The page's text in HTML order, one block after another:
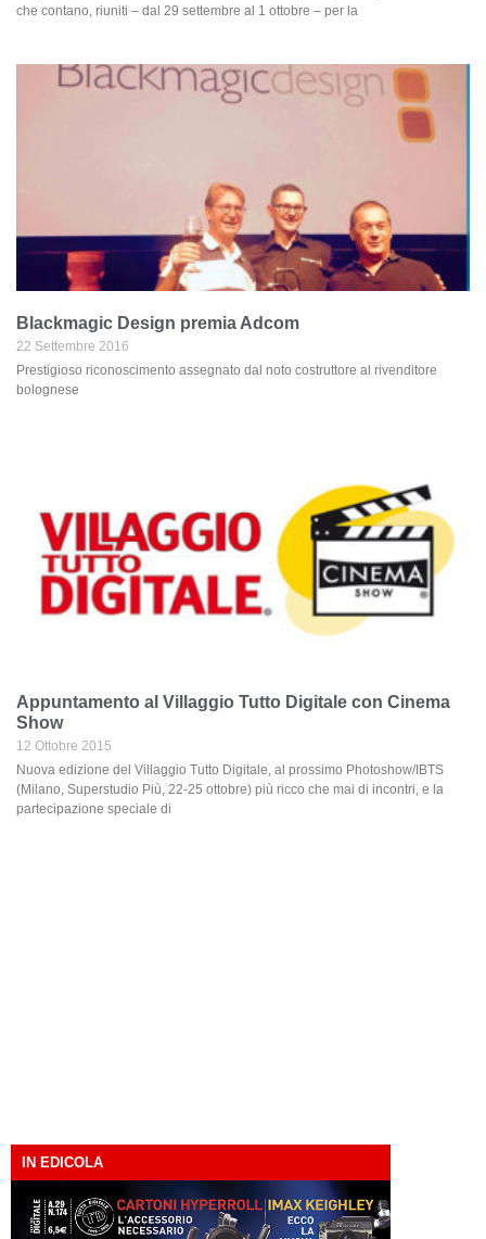
che contano, riuniti – dal 29 settembre al 1 ottobre – per la
Blackmagic Design premia Adcom
22 Settembre 2016
Prestigioso riconoscimento assegnato dal noto costruttore al rivenditore
bolognese
Appuntamento al Villaggio Tutto Digitale con Cinema
Show
12 Ottobre 2015
Nuova edizione del Villaggio Tutto Digitale, al prossimo Photoshow/IBTS
(Milano, Superstudio Più, 22-25 ottobre) più ricco che mai di incontri, e la
partecipazione speciale di
IN EDICOLA